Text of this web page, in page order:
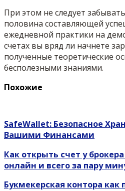
При этом не следует
половина составляющей
ежедневной практики на
счетах вы вряд ли начнете
полученные теоретические
бесполезными знаниями.
Похожие
SafeWallet: Безопасное
Вашими Финансами
Как открыть счет у
онлайн и всего за пару
Букмекерская контора